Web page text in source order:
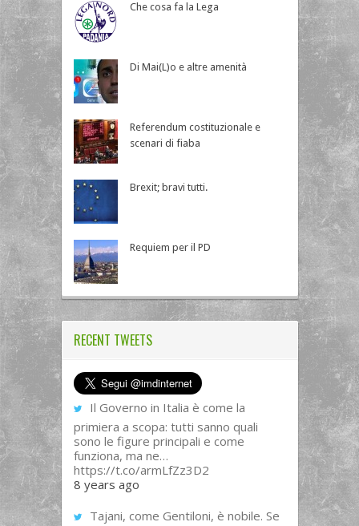
Che cosa fa la Lega
Di Mai(L)o e altre amenità
Referendum costituzionale e
scenari di fiaba
Brexit; bravi tutti.
Requiem per il PD
RECENT TWEETS
Il Governo in Italia è come la
primiera a scopa: tutti sanno quali
sono le figure principali e come
funziona, ma ne…
https://t.co/armLfZz3D2
8 years ago
Tajani, come Gentiloni, è nobile. Se